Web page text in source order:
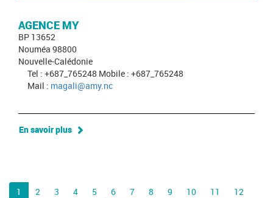
AGENCE MY
BP 13652
Nouméa 98800
Nouvelle-Calédonie
Tel : +687_765248 Mobile : +687_765248
Mail : magali@amy.nc
En savoir plus
1 2 3 4 5 6 7 8 9 10 11
12